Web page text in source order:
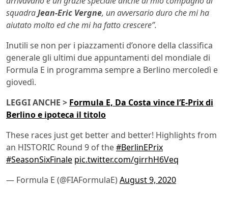
squadraJean-Eric Vergne, un avversario duro che mi ha
aiutato molto ed che mi ha fatto crescere”.
Inutili se non per i piazzamenti d’onore della classifica
generale gli ultimi due appuntamenti del mondiale di
Formula E in programma sempre a Berlino mercoledì e
giovedì.
LEGGI ANCHE > Formula E, Da Costa vince l’E-Prix di
Berlino e ipoteca il titolo
These races just get better and better! Highlights from
an HISTORIC Round 9 of the#BerlinEPrix
#SeasonSixFinale pic.twitter.com/girrhH6Veq
— Formula E (@FIAFormulaE)August 9, 2020